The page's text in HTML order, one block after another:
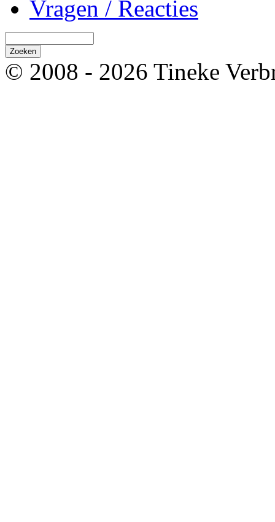
Vragen / Reacties
© 2008 - 2026 Tineke